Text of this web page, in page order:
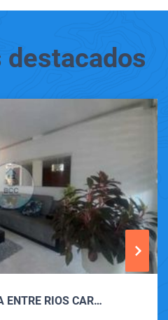
destacados
ENTRE RIOS CAR…